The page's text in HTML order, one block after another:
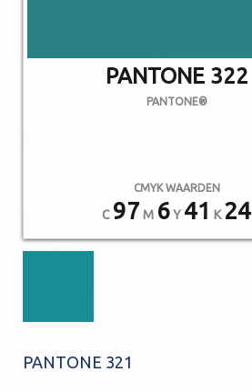
PANTONE 322
PANTONE®
CMYK WAARDEN
C 97 M 6Y 41 K24
PANTONE 321